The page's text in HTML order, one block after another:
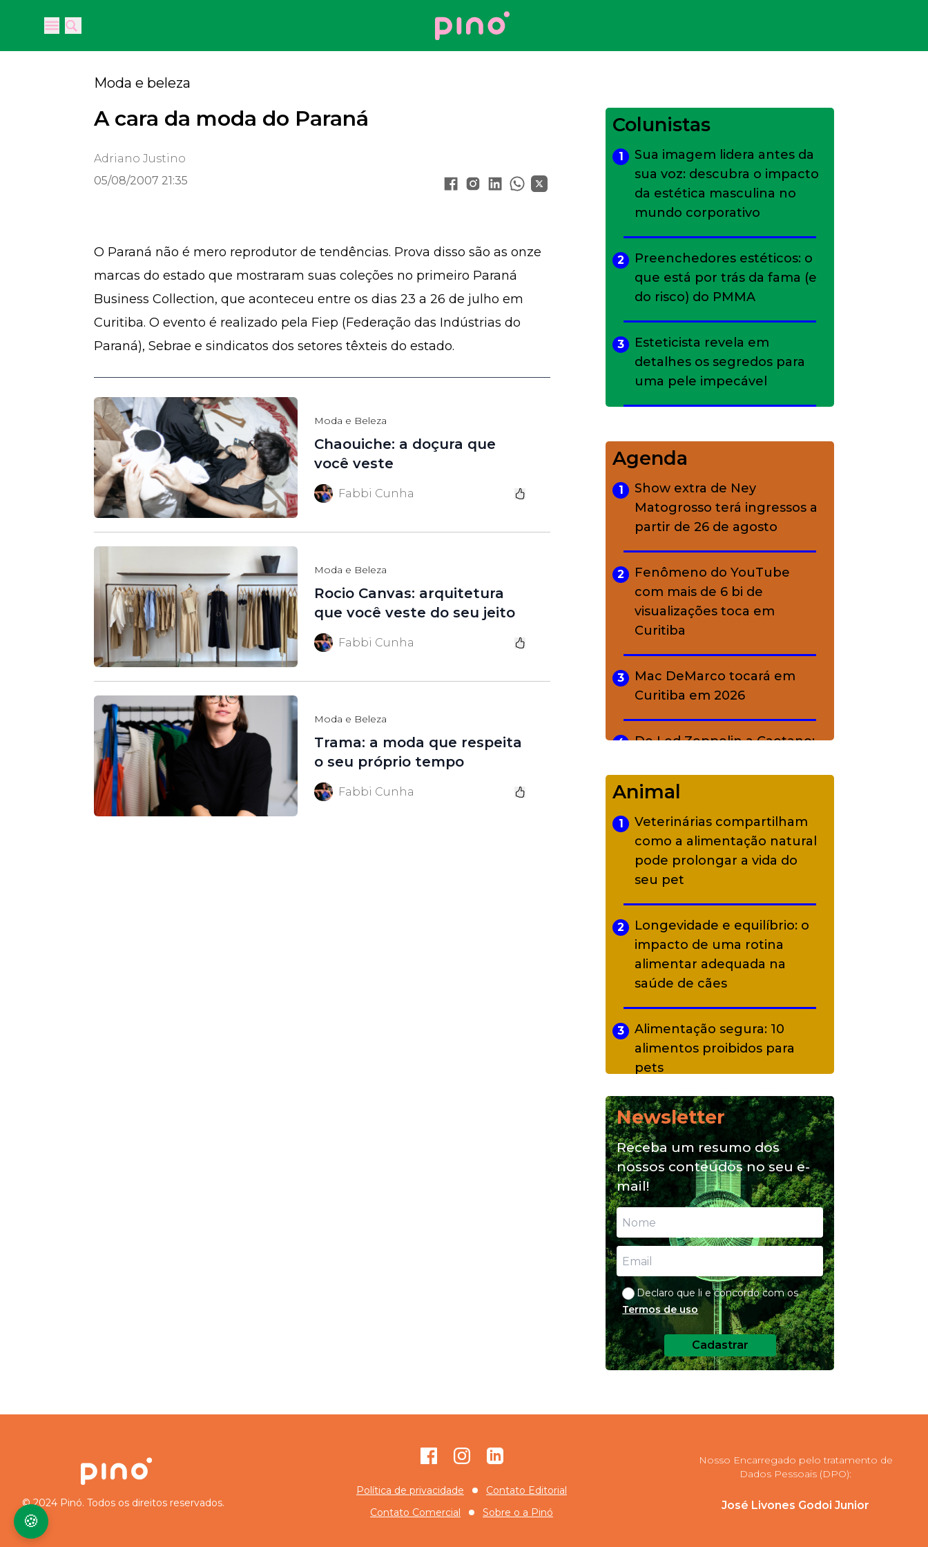
Open main menu
Open main menu
Your Company
Moda e beleza
A cara da moda do Paraná
Adriano Justino
05/08/2007 21:35
O Paraná não é mero reprodutor de tendências. Prova disso são as onze
marcas do estado que mostraram suas coleções no primeiro Paraná
Business Collection, que aconteceu entre os dias 23 a 26 de julho em
Curitiba. O evento é realizado pela Fiep (Federação das Indústrias do
Paraná), Sebrae e sindicatos dos setores têxteis do estado.
Moda e Beleza
Chaouiche: a doçura que
você veste
Fabbi Cunha
Moda e Beleza
Rocio Canvas: arquitetura
que você veste do seu jeito
Fabbi Cunha
Moda e Beleza
Trama: a moda que respeita
o seu próprio tempo
Fabbi Cunha
Colunistas
1
Sua imagem lidera antes da
sua voz: descubra o impacto
da estética masculina no
mundo corporativo
2
Preenchedores estéticos: o
que está por trás da fama (e
do risco) do PMMA
3
Esteticista revela em
detalhes os segredos para
uma pele impecável
charme rústico que
conquistou o luxo
A ciência por trás da
skincare: a função de cada
ativo
Agenda
1
Show extra de Ney
Matogrosso terá ingressos a
partir de 26 de agosto
2
Fenômeno do YouTube
com mais de 6 bi de
visualizações toca em
Curitiba
3
Mac DeMarco tocará em
Curitiba em 2026
4
De Led Zeppelin a Caetano:
diverso a partir de R$ 17
5
Adriana Calcanhotto retoma
alter ego infantil para show
em Curitiba
Animal
1
Veterinárias compartilham
como a alimentação natural
pode prolongar a vida do
seu pet
2
Longevidade e equilíbrio: o
impacto de uma rotina
alimentar adequada na
saúde de cães
3
Alimentação segura: 10
alimentos proibidos para
pets
4
Alimentação natural e mix
feeding: conheça essas
opções para nutrição do seu
pet
Newsletter
Receba um resumo dos
nossos conteúdos no seu e-
mail!
Declaro que li e concordo com os
Termos de uso
Cadastrar
© 2024 Pinó. Todos os direitos reservados.
FacebookInstagramGitHub
Política de privacidade
Contato Editorial
Contato Comercial
Sobre o a Pinó
Nosso Encarregado pelo tratamento de
Dados Pessoais (DPO):
José Livones Godoi Junior
🍪